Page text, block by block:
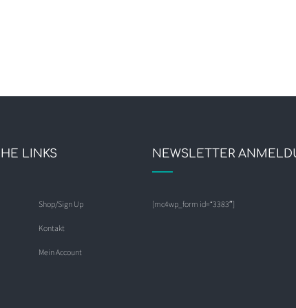
LINKS
Shop/Sign Up
Kontakt
Mein Account
NEWSLETTER
[mc4wp_form id=“3383″]